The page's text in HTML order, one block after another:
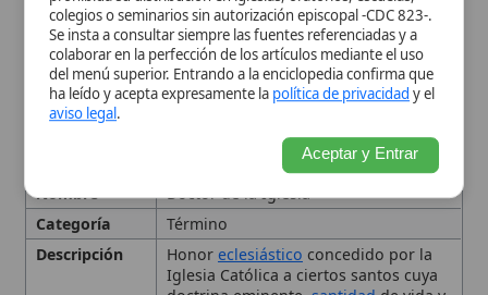
Desarrollo
Inicialmente cuatro doctores
occidentales y tres orientales;
estabilidad hasta el siglo XVI cuando
se añadieron nuevos nombres,
ampliándose hasta la actualidad.
Ejemplos
San Jerónimo,San Juan
, San Basilio,San Gregorio
San Atanasio,San
Brindisi,San Antonio de Padua,San
Juan de Ávila
Santa Catalina de Siena,Santa Teresa
de Lisieux ,Santa Hildegarda de
Bingen.